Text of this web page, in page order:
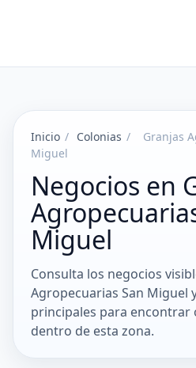
Inicio / Colonias /
Granjas
Miguel
Negocios en
Miguel
Consulta los negocios
Agropecuarias San Miguel
principales para encontrar
dentro de esta zona.